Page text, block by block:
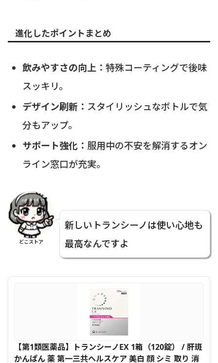
進化したポイントまとめ
飲みやすさの向上： 特殊コーティングで後味
スッキリ。
デザイン刷新： スタイリッシュなボトルで気
分もアップ。
サポート強化： 服用中の不安を解消するオン
ライン窓口が充実。
どこストア
新しいトランシーノは使い心地も
最高なんですよ
【第1類医薬品】トランシーノEX 1箱（120錠） / 肝斑
かんぱん 薬 第一三共ヘルスケア 美白 顔 シミ 取り 消